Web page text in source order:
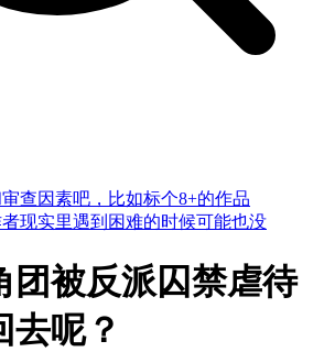
查因素吧，比如标个8+的作品
现实里遇到困难的时候可能也没
团被反派囚禁虐待
去呢？